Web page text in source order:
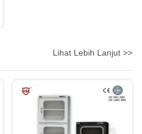
Lihat Lebih Lanjut >>